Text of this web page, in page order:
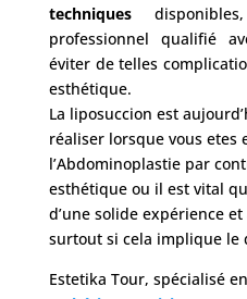
techniques
professionnel qualifié
éviter de telles
esthétique.
La liposuccion est
réaliser lorsque vous etes
l’Abdominoplastie par
esthétique ou il est vital
d’une solide expérience
surtout si cela implique le
Estetika Tour, spécialisé en